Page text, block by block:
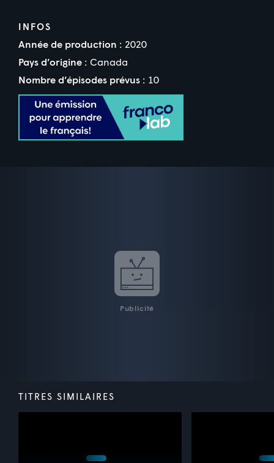
INFOS
Année de production : 2020
Pays d’origine : Canada
Nombre d’épisodes prévus : 10
Publicité
TITRES SIMILAIRES